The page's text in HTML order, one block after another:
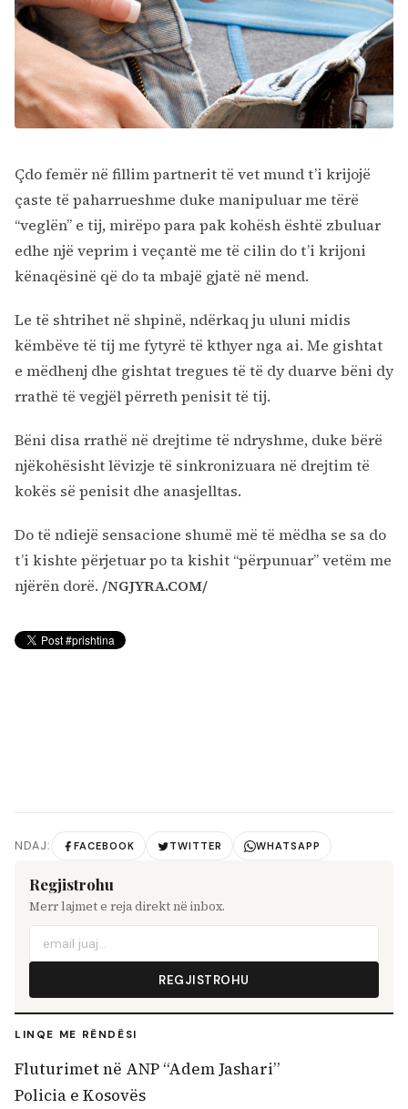
Çdo femër në fillim partnerit të vet mund t’i krijojë
çaste të paharrueshme duke manipuluar me tërë
“veglën” e tij, mirëpo para pak kohësh është zbuluar
edhe një veprim i veçantë me të cilin do t’i krijoni
kënaqësinë që do ta mbajë gjatë në mend.
Le të shtrihet në shpinë, ndërkaq ju uluni midis
këmbëve të tij me fytyrë të kthyer nga ai. Me gishtat
e mëdhenj dhe gishtat tregues të të dy duarve bëni dy
rrathë të vegjël përreth penisit të tij.
Bëni disa rrathë në drejtime të ndryshme, duke bërë
njëkohësisht lëvizje të sinkronizuara në drejtim të
kokës së penisit dhe anasjelltas.
Do të ndiejë sensacione shumë më të mëdha se sa do
t’i kishte përjetuar po ta kishit “përpunuar” vetëm me
njërën dorë. /NGJYRA.COM/
NDAJ: FACEBOOK TWITTER WHATSAPP
Regjistrohu
Merr lajmet e reja direkt në inbox.
REGJISTROHU
LINQE ME RËNDËSI
Fluturimet në ANP “Adem Jashari”
Policia e Kosovës